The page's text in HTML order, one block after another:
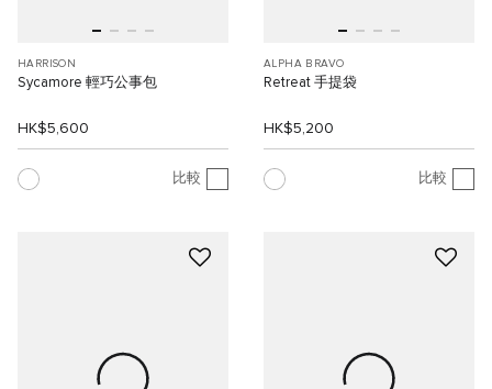
HARRISON
Sycamore 輕巧公事包
HK$5,600
比較
ALPHA BRAVO
Retreat 手提袋
HK$5,200
比較